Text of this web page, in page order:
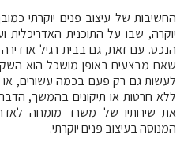
החשיבות של עיצוב פנים יוקרתי
יוקרה, שבו על התוכנית האדריכלית
הנכס. עם זאת, גם בבית רגיל או
שאם מבצעים באופן מושכל הוא
לעשות גם רק פעם בכמה עשורים, או
ללא חרטות או תיקונים בהמשך,
את שירותיו של משרד מומחה
המנוסה בעיצוב פנים יוקרתי.